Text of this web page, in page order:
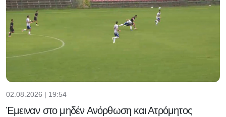
02.08.2026 | 19:54
Έμειναν στο μηδέν Ανόρθωση και Ατρόμητος